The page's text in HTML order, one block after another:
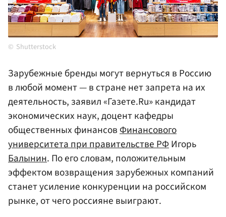
Shutterstock
Зарубежные бренды могут вернуться в Россию
в любой момент — в стране нет запрета на их
деятельность, заявил «Газете.Ru» кандидат
экономических наук, доцент кафедры
общественных финансовФинансового
университета при правительстве РФИгорь
Балынин. По его словам, положительным
эффектом возвращения зарубежных компаний
станет усиление конкуренции на российском
рынке, от чего россияне выиграют.